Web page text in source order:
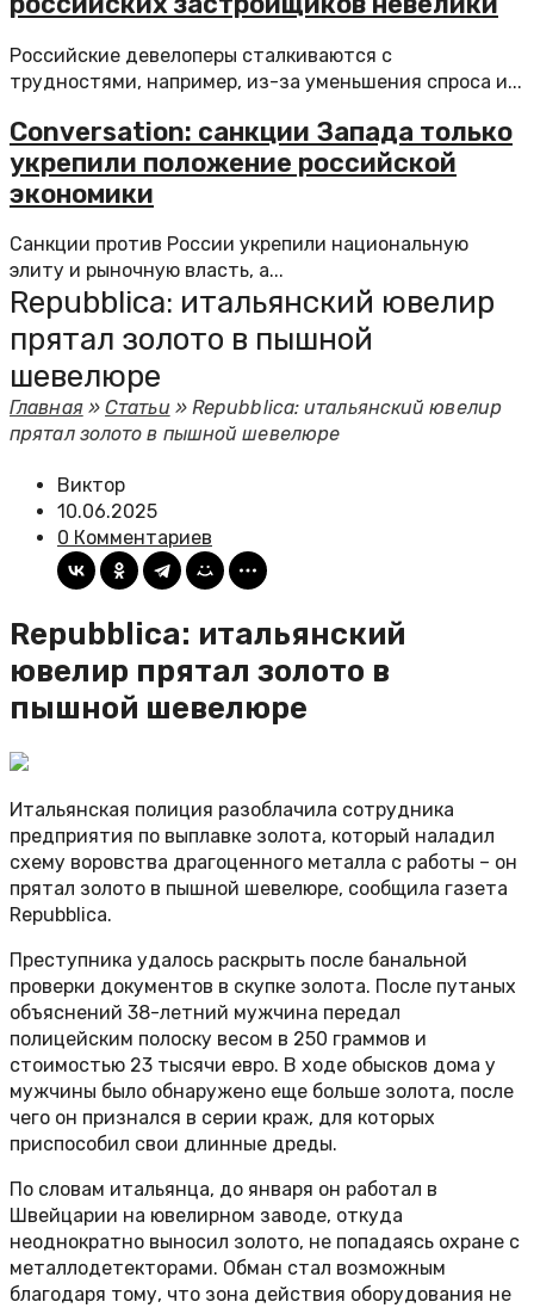
Российские девелоперы сталкиваются с
трудностями, например, из-за уменьшения спроса и...
Conversation: санкции Запада только
укрепили положение российской
экономики
Санкции против России укрепили национальную
элиту и рыночную власть, а...
Repubblica: итальянский ювелир
прятал золото в пышной
шевелюре
Главная»Статьи » Repubblica: итальянский ювелир
прятал золото в пышной шевелюре
Виктор
10.06.2025
0 Комментариев
Repubblica: итальянский
ювелир прятал золото в
пышной шевелюре
Итальянская полиция разоблачила сотрудника
предприятия по выплавке золота, который наладил
схему воровства драгоценного металла с работы – он
прятал золото в пышной шевелюре, сообщила газета
Repubblica.
Преступника удалось раскрыть после банальной
проверки документов в скупке золота. После путаных
объяснений 38-летний мужчина передал
полицейским полоску весом в 250 граммов и
стоимостью 23 тысячи евро. В ходе обысков дома у
мужчины было обнаружено еще больше золота, после
чего он признался в серии краж, для которых
приспособил свои длинные дреды.
По словам итальянца, до января он работал в
Швейцарии на ювелирном заводе, откуда
неоднократно выносил золото, не попадаясь охране с
металлодетекторами. Обман стал возможным
благодаря тому, что зона действия оборудования не